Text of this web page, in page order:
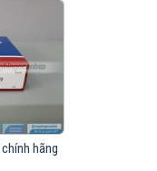
hãng